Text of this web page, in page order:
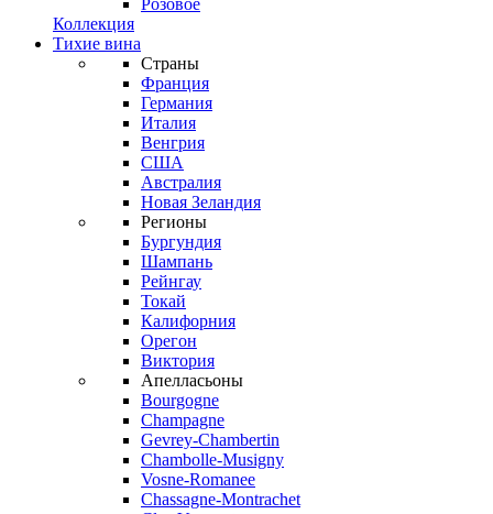
Розовое
Коллекция
Тихие вина
Страны
Франция
Германия
Италия
Венгрия
США
Австралия
Новая Зеландия
Регионы
Бургундия
Шампань
Рейнгау
Токай
Калифорния
Орегон
Виктория
Апелласьоны
Bourgogne
Champagne
Gevrey-Chambertin
Chambolle-Musigny
Vosne-Romanee
Chassagne-Montrachet